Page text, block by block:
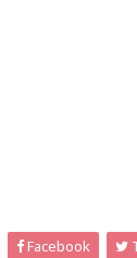
Facebook